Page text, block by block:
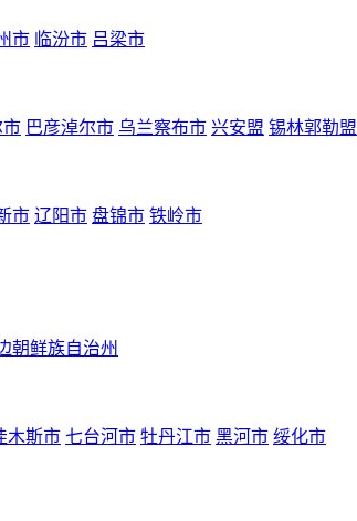
市 临汾市 吕梁市
市 巴彦淖尔市 乌兰察布市 兴安盟 锡林郭勒盟
市 辽阳市 盘锦市 铁岭市
朝鲜族自治州
木斯市 七台河市 牡丹江市 黑河市 绥化市